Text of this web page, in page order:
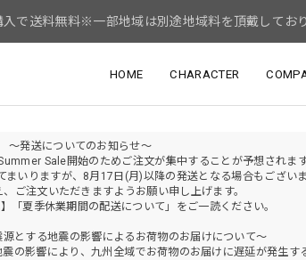
で送料無料※一部地域は別途地域料を頂戴してお
HOME CHARACTER
～発送についてのお知らせ～
Sale開始のためご注文が集中することが予想されます
まいりますが、8月17日(月)以降の発送となる場合もございま
ご注文いただきますようお願い申し上げます。
「夏季休業期間の配送について」をご一読ください。
とする地震の影響によるお荷物のお届けについて～
の影響により、九州全域でお荷物のお届けに遅延が発生す